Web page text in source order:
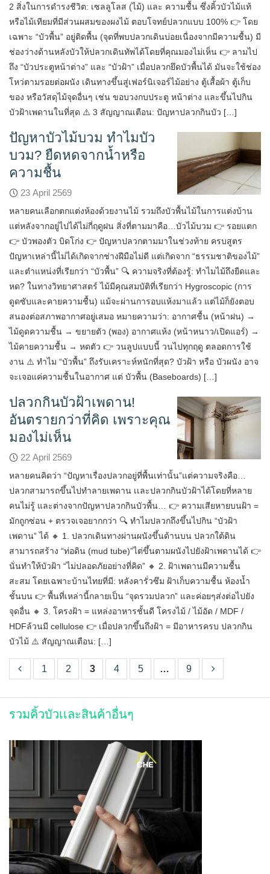
2 สิ่งในการดำรงชีวิต: เซลลูโลส (ไม้) และ ความชื้น ซึ่งคิ้วบัวไม้แท้
หรือไม้เทียมที่มีส่วนผสมของผงไม้ ตอบโจทย์ปลวกแบบ 100% 👉 โดย
เฉพาะ “บัวพื้น” อยู่ติดพื้น (จุดที่พบปลวกเดินบ่อยเนื่องจากมีความชื้น) มี
ช่องว่างด้านหลังบัวให้ปลวกเดินทัพได้โดยที่คุณมองไม่เห็น 👉 ลามไป
ถึง “บัวประตูหน้าต่าง” และ “บัวฝ้า” เมื่อปลวกยึดบัวพื้นได้ มันจะใช้ช่อง
โหว่ตามรอยต่อผนัง เดินทางขึ้นสู่เฟอร์นิเจอร์ไม้อย่าง ตู้เสื้อผ้า ตู้เก็บ
ของ หรือวัสดุไม้จุดอื่นๆ เช่น ขอบวงกบประตู หน้าต่าง และขึ้นไปกิน
บัวฝ้าเพดานในที่สุด ⚠️ 3 สัญญาณเตือน: ปัญหาปลวกกินบัว […]
ปัญหาบัวไม้บวม ทำไมบัว
บวม? ยืดหดจากน้ำหรือ
ความชื้น
23 April 2569
หลายคนเลือกตกแต่งห้องด้วยงานไม้ รวมถึงบัวพื้นไม้ในการแต่งบ้าน
แต่หลังจากอยู่ไปได้ไม่กี่ฤดูฝน สิ่งที่ตามมาคือ…บัวไม้บวม 👉 รอยแตก
👉 บัวพองตัว บิดโก่ง 👉 ปัญหาปลวกตามมาในช่วงท้าย ครบสูตร
ปัญหาเหล่านี้ไม่ได้เกิดจากช่างฝีมือไม่ดี แต่เกิดจาก “ธรรมชาติของไม้”
และตำแหน่งที่เรียกว่า “บัวพื้น” 🔍 ความจริงที่ต้องรู้: ทำไมไม้ถึงยืดและ
หด? ในทางวิทยาศาสตร์ ไม้มีคุณสมบัติที่เรียกว่า Hygroscopic (การ
ดูดซับและคายความชื้น) แม้จะผ่านการอบแห้งมาแล้ว แต่ไม้ก็ยังตอบ
สนองต่อสภาพอากาศอยู่เสมอ หมายความว่า: อากาศชื้น (หน้าฝน) →
ไม้ดูดความชื้น → ขยายตัว (พอง) อากาศแห้ง (หน้าหนาว/เปิดแอร์) →
ไม้คายความชื้น → หดตัว 👉 วนลูปแบบนี้ วนไปทุกฤดู ตลอดการใช้
งาน ⚠️ ทำไม “บัวพื้น” ถึงรับเคราะห์หนักที่สุด? บัวฝ้า หรือ บัวผนัง อาจ
จะเจอแค่ความชื้นในอากาศ แต่ บัวพื้น (Baseboards) […]
ปลวกกินบัวฝ้าเพดาน!
อันตรายกว่าที่คิด เพราะคุณ
มองไม่เห็น
22 April 2569
หลายคนคิดว่า “ปัญหาเรื่องปลวกอยู่ที่พื้นเท่านั้น”แต่ความจริงคือ…
ปลวกสามารถขึ้นไปทำลายเพดาน เเละปลวกกินบัวฝ้าได้โดยที่หลาย
คนไม่รู้ และต่างจากปัญหาปลวกกินบัวพื้น… 👉 ความเสียหายบนฝ้า =
มักถูกซ่อน + ตรวจเจอยากกว่า 🔍 ทำไมปลวกถึงขึ้นไปกิน “บัวฝ้า
เพดาน” ได้ 🔸 1. ปลวกเดินทางผ่านผนังขึ้นด้านบน ปลวกใต้ดิน
สามารถสร้าง “ท่อดิน (mud tube)”ไต่ขึ้นตามผนังไปยังฝ้าเพดานได้ 👉
นั่นทำให้บัวฝ้า “ไม่ปลอดภัยอย่างที่คิด” 🔸 2. ฝ้าเพดานมีความชื้น
สะสม โดยเฉพาะบ้านไทยที่มี: หลังคารั่วซึม ฝ้าเก็บความชื้น ห้องน้ำ
ชั้นบน 👉 พื้นที่เหล่านี้กลายเป็น “จุดรวมปลวก” และค่อยๆส่งต่อไปยัง
จุดอื่น 🔸 3. โครงฝ้า = แหล่งอาหารชั้นดี โครงไม้ / ไม้อัด / MDF /
HDFล้วนมี cellulose 👉 เมื่อปลวกขึ้นถึงฝ้า = มีอาหารครบ ปลวกกิน
บัวไม้ ⚠️ สัญญาณเตือน: […]
1 2 3 4 5 … 9
รวมคิ้วบัวเเละสินค้าอื่นๆ